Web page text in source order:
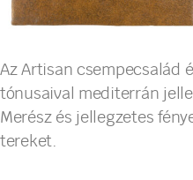
Az Artisan csempecsalád
tónusaival mediterrán
Merész és jellegzetes
tereket.